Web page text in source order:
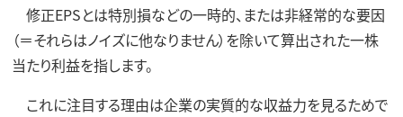
修正EPSとは特別損などの一時的、または非経常的な要因
（＝それらはノイズに他なりません）を除いて算出された一株
当たり利益を指します。
これに注目する理由は企業の実質的な収益力を見るためで